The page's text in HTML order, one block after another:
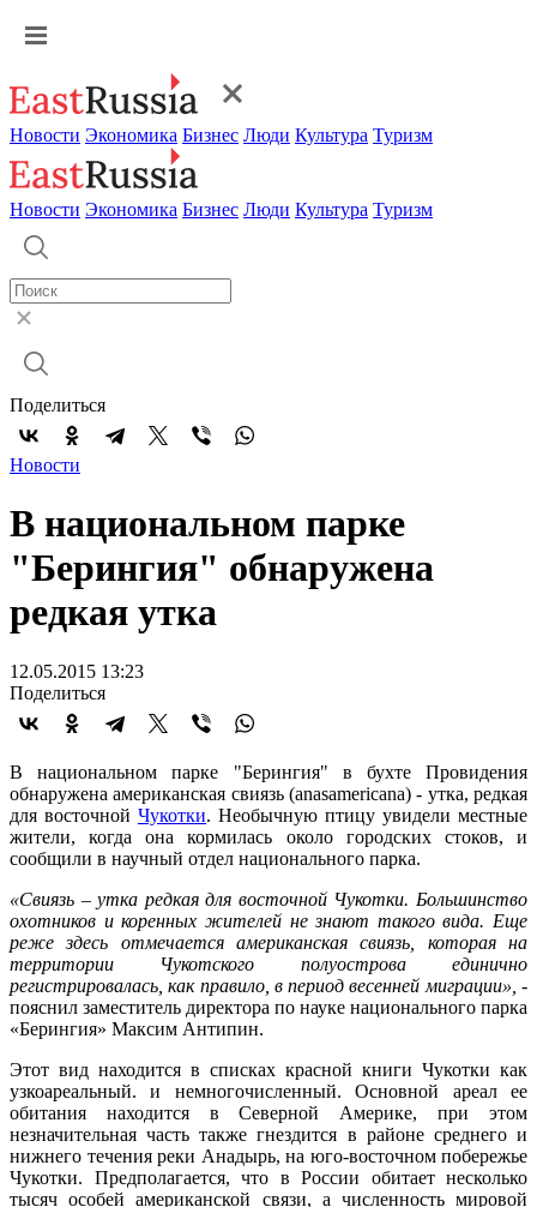
Новости Экономика Бизнес Люди Культура Туризм
Новости Экономика Бизнес Люди Культура Туризм
Поделиться
Новости
В национальном парке
"Берингия" обнаружена
редкая утка
12.05.2015 13:23
Поделиться
В национальном парке "Берингия" в бухте Провидения
обнаружена американская свиязь (anasamericana) - утка, редкая
для восточной Чукотки. Необычную птицу увидели местные
жители, когда она кормилась около городских стоков, и
сообщили в научный отдел национального парка.
«Свиязь – утка редкая для восточной Чукотки. Большинство
охотников и коренных жителей не знают такого вида. Еще
реже здесь отмечается американская свиязь, которая на
территории Чукотского полуострова единично
регистрировалась, как правило, в период весенней миграции», -
пояснил заместитель директора по науке национального парка
«Берингия» Максим Антипин.
Этот вид находится в списках красной книги Чукотки как
узкоареальный. и немногочисленный. Основной ареал ее
обитания находится в Северной Америке, при этом
незначительная часть также гнездится в районе среднего и
нижнего течения реки Анадырь, на юго-восточном побережье
Чукотки. Предполагается, что в России обитает несколько
тысяч особей американской связи, а численность мировой